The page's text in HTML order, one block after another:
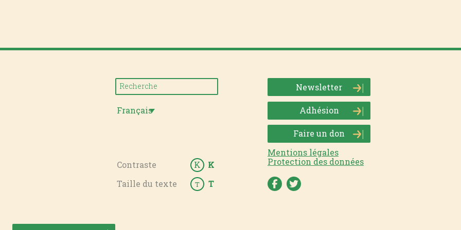
Français
Contraste K
K
Taille du texte
T T
Newsletter
Adhésion
Faire un don
Mentions légales
Protection des données